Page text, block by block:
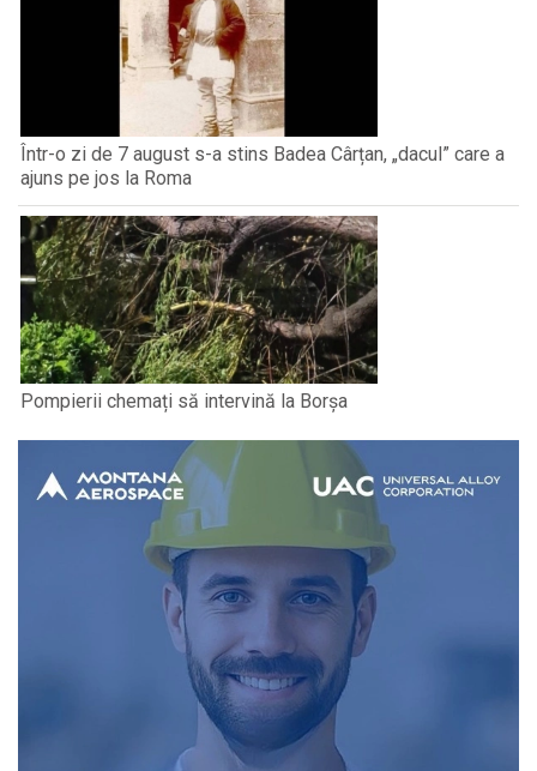
Într-o zi de 7 august s-a stins Badea Cârțan, „dacul” care a
ajuns pe jos la Roma
Pompierii chemați să intervină la Borșa